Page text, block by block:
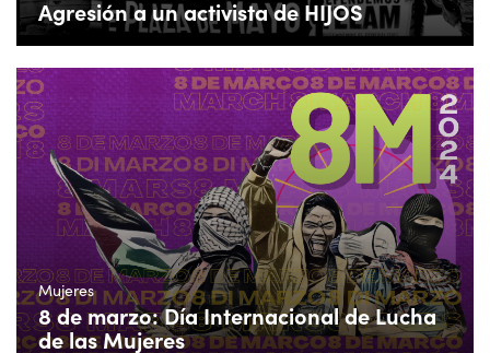
Agresión a un activista de HIJOS
Mujeres
8 de marzo: Día Internacional de Lucha
de las Mujeres